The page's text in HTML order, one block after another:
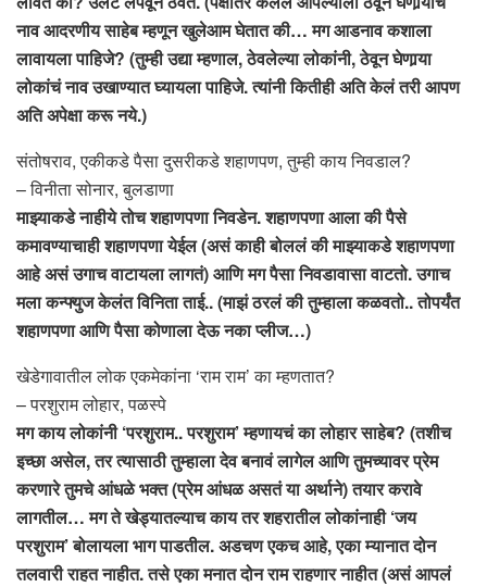
नाव आदरणीय साहेब म्हणून खुलेआम घेतात की… मग आडनाव कशाला
लावायला पाहिजे? (तुम्ही उद्या म्हणाल, ठेवलेल्या लोकांनी, ठेवून घेणार्‍या
लोकांचं नाव उखाण्यात घ्यायला पाहिजे. त्यांनी कितीही अति केलं तरी आपण
अति अपेक्षा करू नये.)
संतोषराव, एकीकडे पैसा दुसरीकडे शहाणपण, तुम्ही काय निवडाल?
– विनीता सोनार, बुलडाणा
माझ्याकडे नाहीये तोच शहाणपणा निवडेन. शहाणपणा आला की पैसे
कमावण्याचाही शहाणपणा येईल (असं काही बोललं की माझ्याकडे शहाणपणा
आहे असं उगाच वाटायला लागतं) आणि मग पैसा निवडावासा वाटतो. उगाच
मला कन्फ्युज केलंत विनिता ताई.. (माझं ठरलं की तुम्हाला कळवतो.. तोपर्यंत
शहाणपणा आणि पैसा कोणाला देऊ नका प्लीज…)
खेडेगावातील लोक एकमेकांना ‘राम राम’ का म्हणतात?
– परशुराम लोहार, पळस्पे
मग काय लोकांनी ‘परशुराम.. परशुराम’ म्हणायचं का लोहार साहेब? (तशीच
इच्छा असेल, तर त्यासाठी तुम्हाला देव बनावं लागेल आणि तुमच्यावर प्रेम
करणारे तुमचे आंधळे भक्त (प्रेम आंधळ असतं या अर्थाने) तयार करावे
लागतील… मग ते खेड्यातल्याच काय तर शहरातील लोकांनाही ‘जय
परशुराम’ बोलायला भाग पाडतील. अडचण एकच आहे, एका म्यानात दोन
तलवारी राहत नाहीत. तसे एका मनात दोन राम राहणार नाहीत (असं आपलं